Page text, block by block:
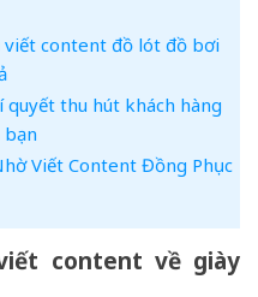
content đồ lót đồ bơi
thu hút khách hàng
bạn
Viết Content Đồng Phục
content về giày